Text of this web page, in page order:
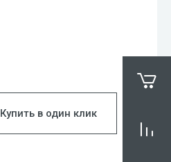
Купить в один клик